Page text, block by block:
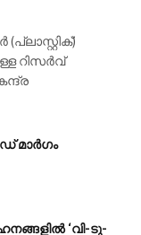
റിസർവ്
മാർഗം
‘വി-ടു-